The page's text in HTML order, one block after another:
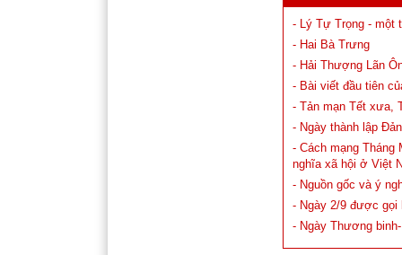
- Lý Tự Trọng - một
- Hai Bà Trưng
- Hải Thượng Lãn
- Bài viết đầu tiên
- Tản mạn Tết xưa,
- Ngày thành lập
- Cách mạng
nghĩa xã hội ở Việt
- Nguồn gốc và ý
- Ngày 2/9 được gọi
- Ngày Thương